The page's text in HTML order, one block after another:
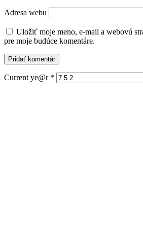
Adresa webu
Uložiť moje meno, e-mail a webovú
pre moje budúce komentáre.
Current ye@r *